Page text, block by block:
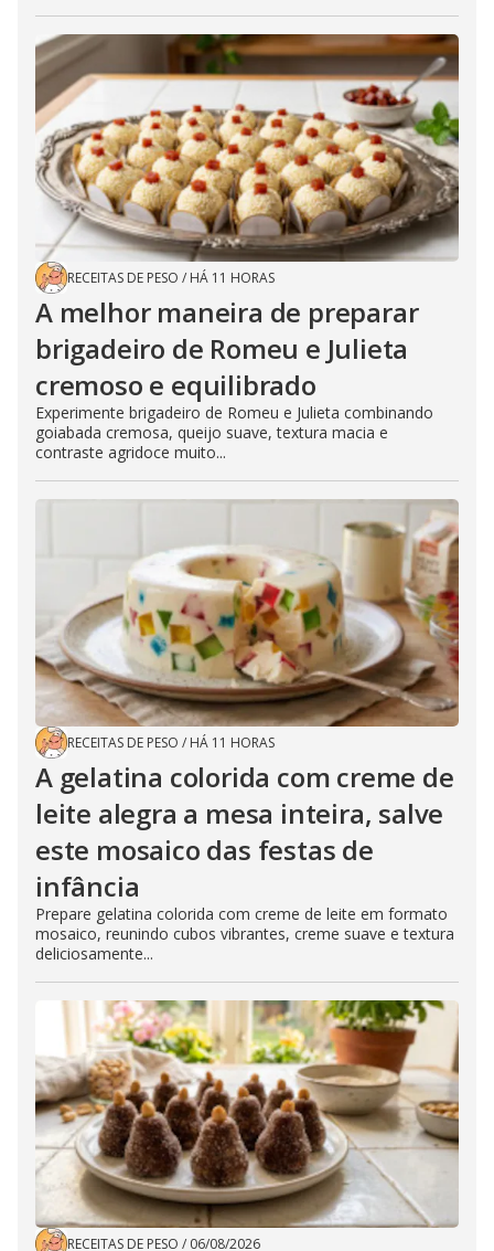
RECEITAS DE PESO / HÁ 11 HORAS
A melhor maneira de preparar
brigadeiro de Romeu e Julieta
cremoso e equilibrado
Experimente brigadeiro de Romeu e Julieta combinando
goiabada cremosa, queijo suave, textura macia e
contraste agridoce muito...
RECEITAS DE PESO / HÁ 11 HORAS
A gelatina colorida com creme de
leite alegra a mesa inteira, salve
este mosaico das festas de
infância
Prepare gelatina colorida com creme de leite em formato
mosaico, reunindo cubos vibrantes, creme suave e textura
deliciosamente...
RECEITAS DE PESO / 06/08/2026